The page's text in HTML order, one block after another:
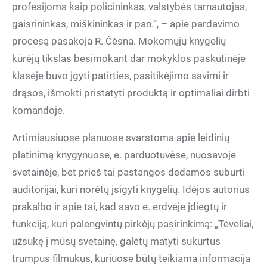
profesijoms kaip policininkas, valstybės tarnautojas,
gaisrininkas, miškininkas ir pan.“, – apie pardavimo
procesą pasakoja R. Čėsna. Mokomųjų knygelių
kūrėjų tikslas besimokant dar mokyklos paskutinėje
klasėje buvo įgyti patirties, pasitikėjimo savimi ir
drąsos, išmokti pristatyti produktą ir optimaliai dirbti
komandoje.
Artimiausiuose planuose svarstoma apie leidinių
platinimą knygynuose, e. parduotuvėse, nuosavoje
svetainėje, bet prieš tai pastangos dedamos suburti
auditorijai, kuri norėtų įsigyti knygelių. Idėjos autorius
prakalbo ir apie tai, kad savo e. erdvėje įdiegtų ir
funkciją, kuri palengvintų pirkėjų pasirinkimą: „Tėveliai,
užsukę į mūsų svetainę, galėtų matyti sukurtus
trumpus filmukus, kuriuose būtų teikiama informacija